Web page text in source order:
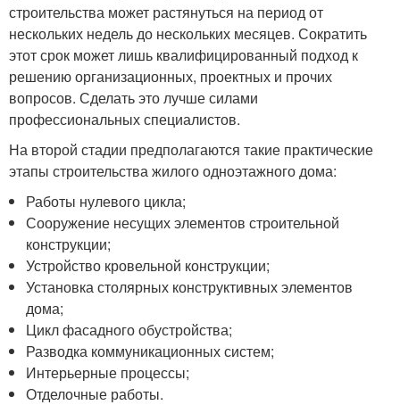
строительства может растянуться на период от
нескольких недель до нескольких месяцев. Сократить
этот срок может лишь квалифицированный подход к
решению организационных, проектных и прочих
вопросов. Сделать это лучше силами
профессиональных специалистов.
На второй стадии предполагаются такие практические
этапы строительства жилого одноэтажного дома:
Работы нулевого цикла;
Сооружение несущих элементов строительной
конструкции;
Устройство кровельной конструкции;
Установка столярных конструктивных элементов
дома;
Цикл фасадного обустройства;
Разводка коммуникационных систем;
Интерьерные процессы;
Отделочные работы.